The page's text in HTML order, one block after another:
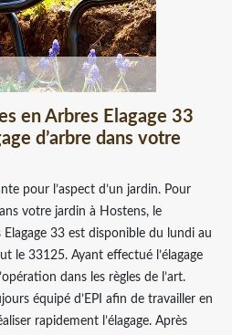
en Arbres Elagage 33
d’arbre dans votre
pour l’aspect d’un jardin. Pour
votre jardin à Hostens, le
33 est disponible du lundi au
le 33125. Ayant effectué l’élagage
dans les règles de l’art.
équipé d’EPI afin de travailler en
rapidement l’élagage. Après